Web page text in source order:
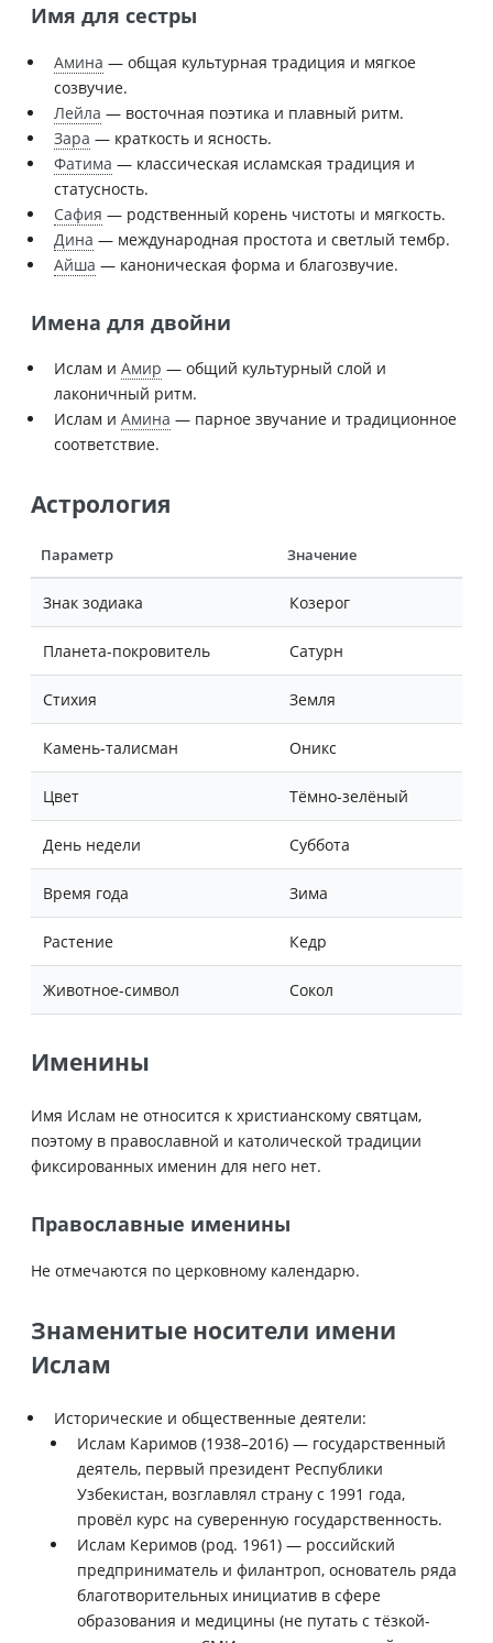
Имя для сестры
Амина — общая культурная традиция и мягкое
созвучие.
Лейла — восточная поэтика и плавный ритм.
Зара — краткость и ясность.
Фатима — классическая исламская традиция и
статусность.
Сафия — родственный корень чистоты и мягкость.
Дина — международная простота и светлый тембр.
Айша — каноническая форма и благозвучие.
Имена для двойни
Ислам и Амир — общий культурный слой и
лаконичный ритм.
Ислам и Амина — парное звучание и традиционное
соответствие.
Астрология
Параметр Значение
Знак зодиака Козерог
Планета-покровитель Сатурн
Стихия Земля
Камень-талисман Оникс
Цвет Тёмно-зелёный
День недели Суббота
Время года Зима
Растение Кедр
Животное-символ Сокол
Именины
Имя Ислам не относится к христианскому святцам,
поэтому в православной и католической традиции
фиксированных именин для него нет.
Православные именины
Не отмечаются по церковному календарю.
Знаменитые носители имени
Ислам
Исторические и общественные деятели:
Ислам Каримов (1938–2016) — государственный
деятель, первый президент Республики
Узбекистан, возглавлял страну с 1991 года,
провёл курс на суверенную государственность.
Ислам Керимов (род. 1961) — российский
предприниматель и филантроп, основатель ряда
благотворительных инициатив в сфере
образования и медицины (не путать с тёзкой-